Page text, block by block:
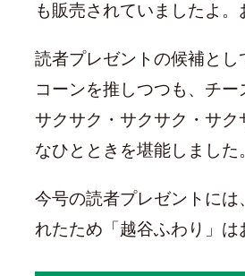
も販売されていましたよ
読者プレゼントの候補と
コーンを推しつつも、チ
サクサク・サクサク・サ
なひとときを堪能しました
今号の読者プレゼントに
れたため「越谷ふわり」